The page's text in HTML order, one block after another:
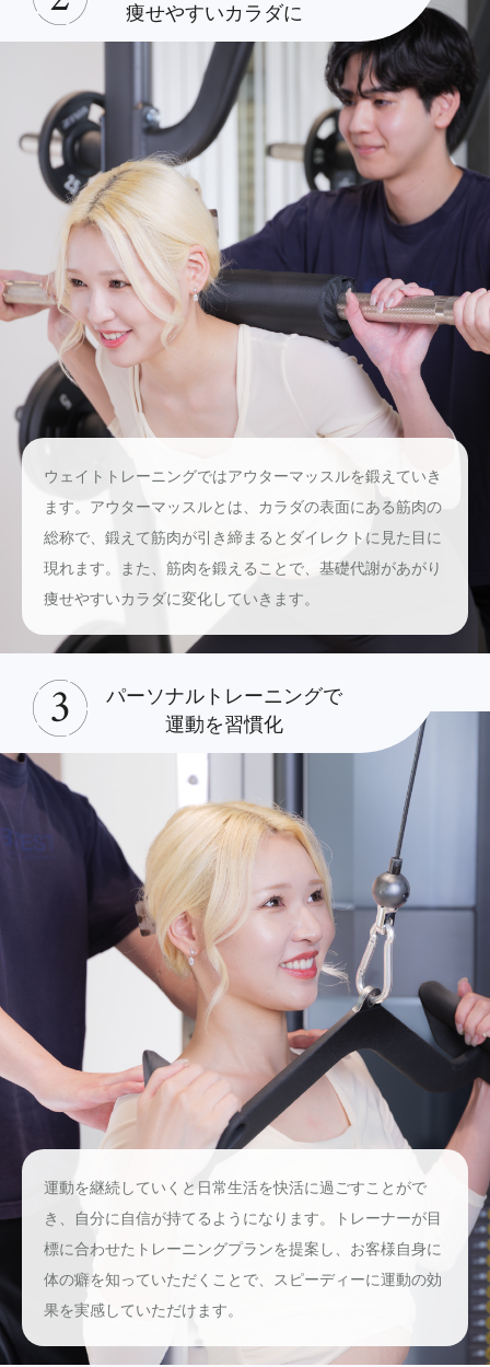
痩せやすいカラダに
ウェイトトレーニングではアウターマッスルを鍛えていき
ます。アウターマッスルとは、カラダの表面にある筋肉の
総称で、鍛えて筋肉が引き締まるとダイレクトに見た目に
現れます。また、筋肉を鍛えることで、基礎代謝があがり
痩せやすいカラダに変化していきます。
パーソナルトレーニングで
運動を習慣化
運動を継続していくと日常生活を快活に過ごすことがで
き、自分に自信が持てるようになります。トレーナーが目
標に合わせたトレーニングプランを提案し、お客様自身に
体の癖を知っていただくことで、スピーディーに運動の効
果を実感していただけます。